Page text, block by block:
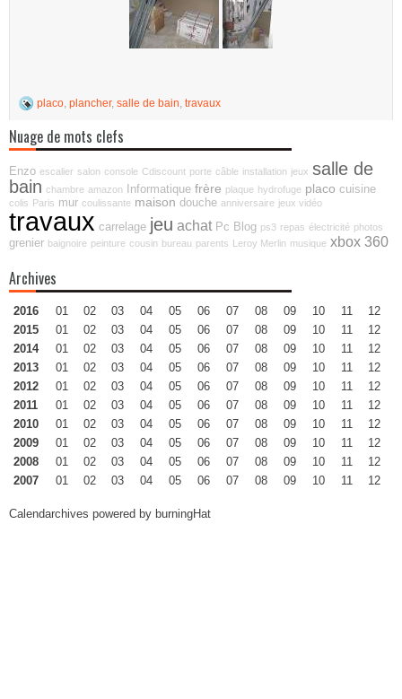
placo, plancher, salle de bain, travaux
Nuage de mots clefs
Enzo escalier salon console Cdiscount porte câble installation jeux salle de
bain chambre amazon Informatique frère plaque hydrofuge placo cuisine
colis Paris mur coulissante maison douche anniversaire jeux vidéo
travaux carrelage jeu achat Pc Blog ps3 repas électricité photos
grenier baignoire peinture cousin bureau parents Leroy Merlin musique xbox 360
Archives
2016 01 02 03 04 05 06 07 08 09 10 11
12
2015
01 02 03 04 05 06 07 08 09 10 11
12
2014
01 02 03 04 05 06 07 08 09 10 11
12
2013
01 02 03 04 05 06 07 08 09 10 11
12
2012
01 02 03 04 05 06 07 08 09 10 11
12
2011
01 02 03 04 05 06 07 08 09 10 11
12
2010
01 02 03 04 05 06 07 08 09 10 11
12
2009
01 02 03 04 05 06 07 08 09 10 11
12
2008
01 02 03 04 05 06 07 08 09 10 11
12
2007
01 02 03 04 05 06 07 08 09 10 11 12
Calendarchives powered by burningHat